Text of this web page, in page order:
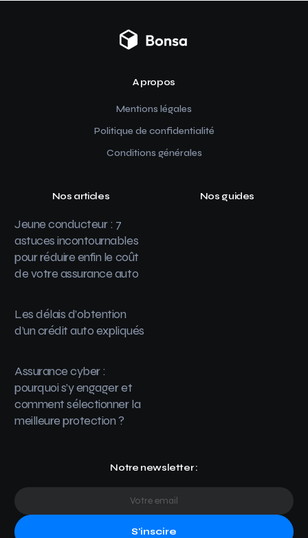
A propos
Mentions légales
Politique de confidentialité
Conditions générales
Nos articles
Jeune conducteur : 7
astuces incontournables
pour réduire enfin le coût
de votre assurance auto
Les délais d’obtention
d’un crédit auto expliqués
Assurance cyber :
pourquoi s’y engager et
comment sélectionner la
meilleure protection ?
Nos guides
Notre newsletter :
S'inscire